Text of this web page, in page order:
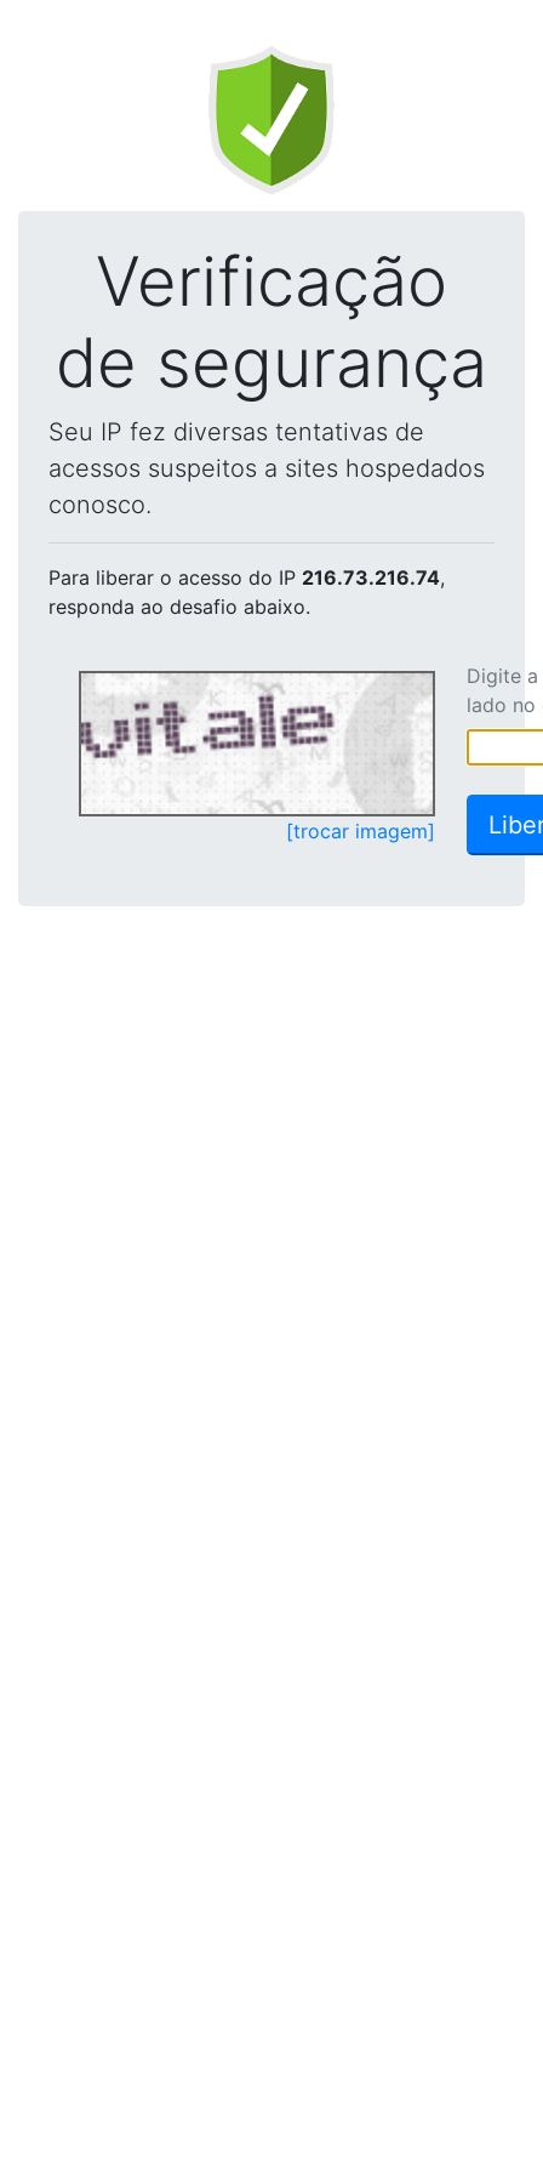
Verificação
de segurança
Seu IP fez diversas tentativas de
acessos suspeitos a sites hospedados
conosco.
Para liberar o acesso do IP 216.73.216.74,
responda ao desafio abaixo.
[trocar imagem]
Digite
lado no